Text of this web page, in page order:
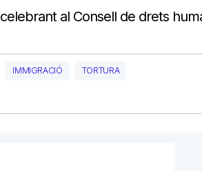
al Consell de drets
IMMIGRACIÓ TORTURA